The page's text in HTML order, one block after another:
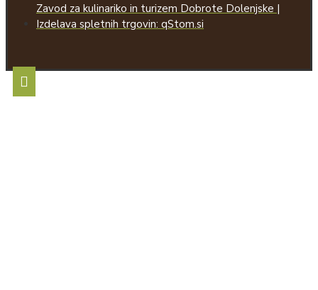
Zavod za kulinariko in turizem Dobrote Dolenjske |
Izdelava spletnih trgovin: qStom.si